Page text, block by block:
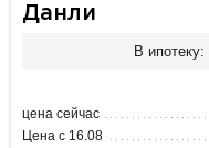
Данли
В ипотеку:
цена сейчас
Цена с 16.08